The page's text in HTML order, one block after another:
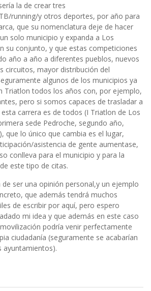
la de crear tres
running/y otros deportes, por año para
que su nomenclatura deje de hacer
solo municipio y expanda a Los
su conjunto, y que estas competiciones
año a año a diferentes pueblos, nuevos
circuitos, mayor distribución del
algunos de los municipios ya
Triatlon todos los años con, por ejemplo,
pero si somos capaces de trasladar a
carrera es de todos (I Triatlon de Los
sede Pedroche, segundo año,
que lo único que cambia es el lugar,
asistencia de gente aumentase,
conlleva para el municipio y para la
este tipo de citas.
de ser una opinión personal,y un ejemplo
que además tendrá muchos
de escribir por aquí, pero espero
mi idea y que además en este caso
podría venir perfectamente
ciudadanía (seguramente se acabarían
ayuntamientos).